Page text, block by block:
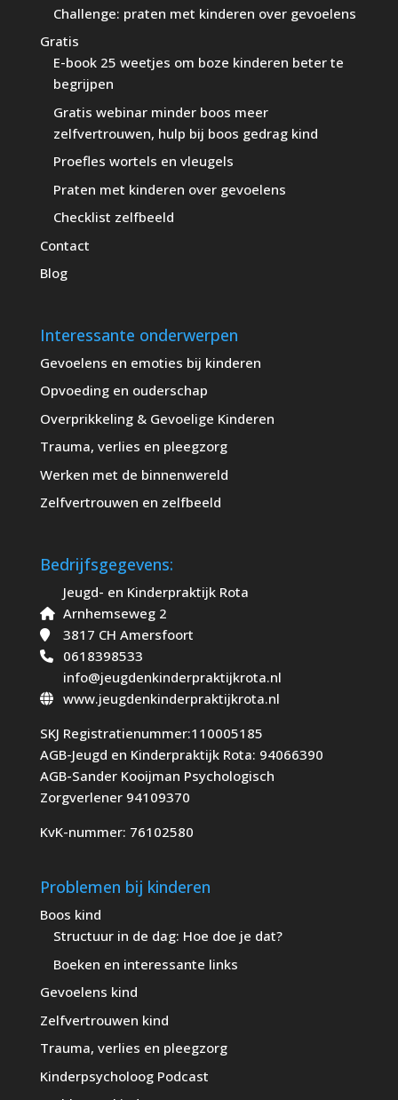
Challenge: praten met kinderen over gevoelens
Gratis
E-book 25 weetjes om boze kinderen beter te
begrijpen
Gratis webinar minder boos meer
zelfvertrouwen, hulp bij boos gedrag kind
Proefles wortels en vleugels
Praten met kinderen over gevoelens
Checklist zelfbeeld
Contact
Blog
Interessante onderwerpen
Gevoelens en emoties bij kinderen
Opvoeding en ouderschap
Overprikkeling & Gevoelige Kinderen
Trauma, verlies en pleegzorg
Werken met de binnenwereld
Zelfvertrouwen en zelfbeeld
Bedrijfsgegevens:
Jeugd- en Kinderpraktijk Rota
Arnhemseweg 2
3817 CH Amersfoort
0618398533
info@jeugdenkinderpraktijkrota.nl
www.jeugdenkinderpraktijkrota.nl
SKJ Registratienummer:110005185
AGB-Jeugd en Kinderpraktijk Rota: 94066390
AGB-Sander Kooijman Psychologisch
Zorgverlener 94109370
KvK-nummer: 76102580
Problemen bij kinderen
Boos kind
Structuur in de dag: Hoe doe je dat?
Boeken en interessante links
Gevoelens kind
Zelfvertrouwen kind
Trauma, verlies en pleegzorg
Kinderpsycholoog Podcast